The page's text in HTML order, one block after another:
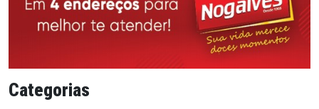
Categorias